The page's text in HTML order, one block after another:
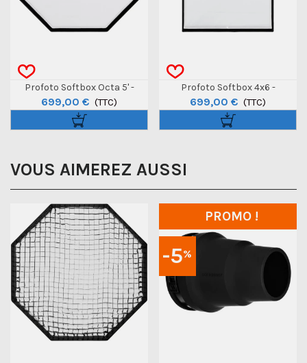
Profoto Softbox Octa 5' -
150cm - White
699,00 € (TTC)
Profoto Softbox 4x6 -
120x180cm - White
699,00 € (TTC)
VOUS AIMEREZ AUSSI
-5%
PROMO !